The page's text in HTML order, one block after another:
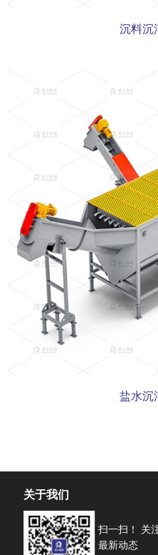
沉料沉
盐水沉
关于我们
扫一扫！ 关
最新动态